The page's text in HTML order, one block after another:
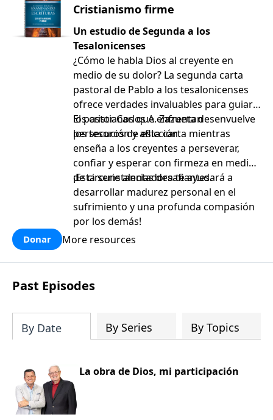
Cristianismo firme
Un estudio de Segunda a los
Tesalonicenses
¿Cómo le habla Dios al creyente en
medio de su dolor? La segunda carta
pastoral de Pablo a los tesalonicenses
ofrece verdades invaluables para guiar a
los cristianos que enfrentan
persecución y aflicción.
El pastor Carlos A. Zazueta desenvuelve
los tesoros de esta carta mientras
enseña a los creyentes a perseverar,
confiar y esperar con firmeza en medio
de circunstancias desafiantes.
¡Esta serie alentadora te ayudará a
desarrollar madurez personal en el
sufrimiento y una profunda compasión
por los demás!
Donar More resources
Past Episodes
By Date By Series By Topics
La obra de Dios, mi participación